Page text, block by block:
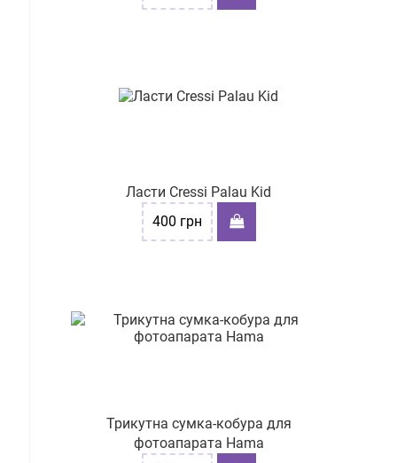
Ласти Cressi Palau Kid
400 грн
Трикутна сумка-кобура для
фотоапарата Hama